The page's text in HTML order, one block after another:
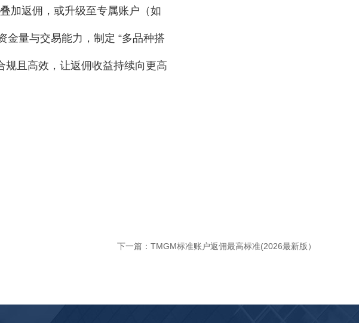
加返佣，或升级至专属账户（如
量与交易能力，制定 “多品种搭
规且高效，让返佣收益持续向更高
下一篇： TMGM标准账户返佣最高标准(2026最新版）